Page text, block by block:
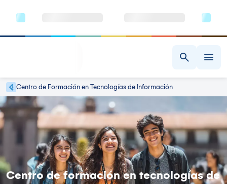
Centro de Formación en Tecnologías de Información
Centro de formación en tecnologías de